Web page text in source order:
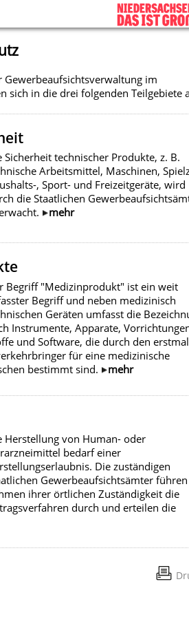
Gewerbeaufsichtsverwaltung im
sich in die drei folgenden Teilgebiete
Sicherheit technischer Produkte, z. B.
Arbeitsmittel, Maschinen,
, Sport- und Freizeitgeräte, wird
die Staatlichen
mehr
Begriff "Medizinprodukt" ist ein weit
Begriff und neben medizinisch
Geräten umfasst die
Instrumente, Apparate,
und Software, die durch den
für eine medizinische
bestimmt sind.
mehr
Herstellung von Human- oder
bedarf einer
Die zuständigen
Gewerbeaufsichtsämter
ihrer örtlichen Zuständigkeit die
durch und erteilen die